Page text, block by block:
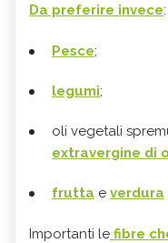
Da preferire invece:
Pesce;
legumi;
oli vegetali
extravergine di
frutta e verdura
Importanti le fibre